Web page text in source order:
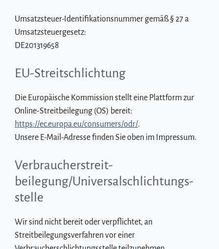
Umsatzsteuer-Identifikationsnummer gemäß § 27 a
Umsatzsteuergesetz:
DE201319658
EU-Streitschlichtung
Die Europäische Kommission stellt eine Plattform zur
Online-Streitbeilegung (OS) bereit:
https://ec.europa.eu/consumers/odr/.
Unsere E-Mail-Adresse finden Sie oben im Impressum.
Verbraucher­streit­
beilegung/Universal­schlichtungs­
stelle
Wir sind nicht bereit oder verpflichtet, an
Streitbeilegungsverfahren vor einer